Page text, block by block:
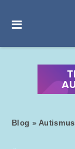
Blog »Autismus